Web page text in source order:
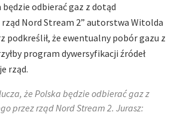
odbierać gaz z dotąd
Nord Stream 2” autorstwa Witolda
podkreślił, że ewentualny pobór gazu z
program dywersyfikacji źródeł
rząd.
że Polska będzie odbierać gaz z
przez rząd Nord Stream 2. Jurasz: